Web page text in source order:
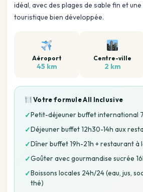
idéal, avec des plages de sable fin et
touristique bien développée.
Aéroport
45 km
Centre-ville
2 km
Votre formuleAll Inclusive
✓Petit-déjeuner buffet international
✓Déjeuner buffet 12h30-14h aux
✓Dîner buffet 19h-21h + restaurant à
✓Goûter avec gourmandise sucrée
✓Boissons locales 24h/24 (eau, jus,
thé)